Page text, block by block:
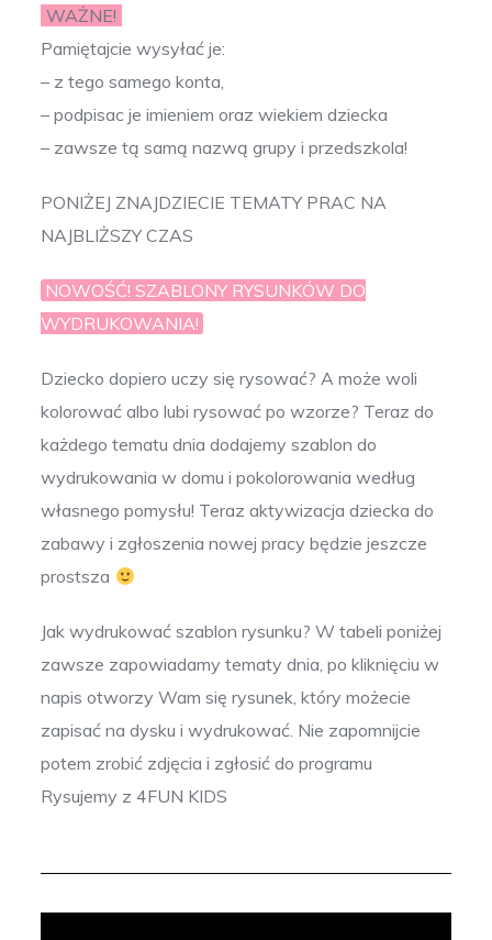
WAŻNE!
Pamiętajcie wysyłać je:
– z tego samego konta,
– podpisac je imieniem oraz wiekiem dziecka
– zawsze tą samą nazwą grupy i przedszkola!
PONIŻEJ ZNAJDZIECIE TEMATY PRAC NA
NAJBLIŻSZY CZAS
NOWOŚĆ! SZABLONY RYSUNKÓW DO
WYDRUKOWANIA!
Dziecko dopiero uczy się rysować? A może woli
kolorować albo lubi rysować po wzorze? Teraz do
każdego tematu dnia dodajemy szablon do
wydrukowania w domu i pokolorowania według
własnego pomysłu! Teraz aktywizacja dziecka do
zabawy i zgłoszenia nowej pracy będzie jeszcze
prostsza
Jak wydrukować szablon rysunku? W tabeli poniżej
zawsze zapowiadamy tematy dnia, po kliknięciu w
napis otworzy Wam się rysunek, który możecie
zapisać na dysku i wydrukować. Nie zapomnijcie
potem zrobić zdjęcia i zgłosić do programu
Rysujemy z 4FUN KIDS